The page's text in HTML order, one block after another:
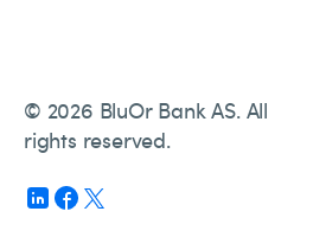
© 2026 BluOr Bank AS. All
rights reserved.